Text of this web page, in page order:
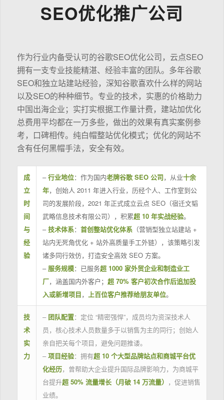
SEO优化推广公司
作为行业内备受认可的谷歌SEO优化公司，云点SEO
拥有一支专业技能精湛、经验丰富的团队。多年谷歌
SEO和独立站建站经验，深知谷歌喜欢什么样的网站
以及SEO的种种细节。专业的技术，实惠的价格助力
中国出海企业；实打实根据工作量计费，建站加优化
总费用平均都在一万多些，做出的效果有真实案例参
考，口碑相传。纯白帽整站优化模式；优化的网站不
含有任何黑帽手法，安全有效。
成
立
时
间
与
经
验
–行业地位：作为国内老牌谷歌 SEO 公司，从业十余
年，创始人 2011 年进入行业，历经个人、工作室到公
司的发展阶段，2021 年正式成立云点 SEO（宿迁文韬
武略信息技术有限公司），积累超 10 年实战经验。
–技术体系： 首创整站优化体系（营销型独立站建站 +
站内无死角优化 + 站外高质量手工外链），该策略引发
诸多同行效仿，打造安全高效 SEO 方案。
– 服务规模：已服务超 1000 家外贸企业和制造业工
厂，涵盖国内外客户； 超 70% 客户初次合作后追加投
入或新增项目， 上百位客户推荐给朋友单位。
技
术
实
力
– 团队配置：定位 “精密强悍”，成员均为资深技术人
员，核心技术人员数量多于以销售为主的同行；创始人
亲自把关每个项目，避免问题推诿。
– 项目经验：拥有超 10 个大型品牌站点和商城平台优
化经历，曾帮助大企业提升国际品牌影响力，为商城平
台提升超 50% 流量增长（月破 14 万流量） ，促进销售
业绩。